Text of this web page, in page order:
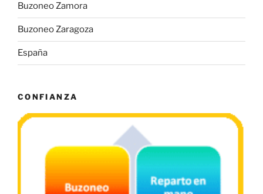
Buzoneo Zamora
Buzoneo Zaragoza
España
CONFIANZA